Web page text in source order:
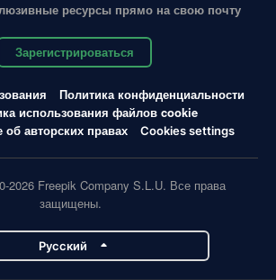
ресурсы прямо на свою почту
Зарегистрироваться
Политика конфиденциальности
использования файлов cookie
авторских правах
Cookies settings
2026 Freepik Company S.L.U. Все права
защищены.
Pусский